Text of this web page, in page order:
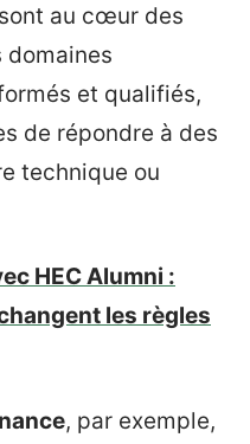
au cœur des
domaines
et qualifiés,
de répondre à des
technique ou
HEC Alumni :
les règles
, par exemple,